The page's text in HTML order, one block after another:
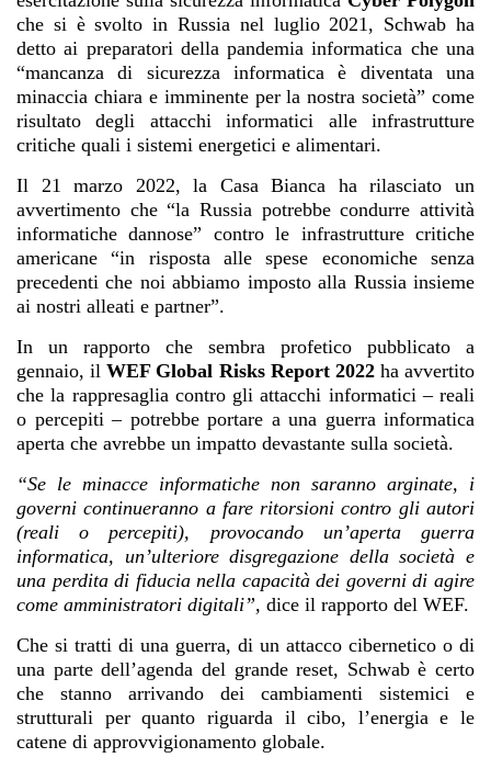
che si è svolto in Russia nel luglio 2021, Schwab ha
detto ai preparatori della pandemia informatica che una
“mancanza di sicurezza informatica è diventata una
minaccia chiara e imminente per la nostra società” come
risultato degli attacchi informatici alle infrastrutture
critiche quali i sistemi energetici e alimentari.
Il 21 marzo 2022, la Casa Bianca ha rilasciato un
avvertimento che “la Russia potrebbe condurre attività
informatiche dannose” contro le infrastrutture critiche
americane “in risposta alle spese economiche senza
precedenti che noi abbiamo imposto alla Russia insieme
ai nostri alleati e partner”.
In un rapporto che sembra profetico pubblicato a
gennaio, ilWEF Global Risks Report 2022ha avvertito
che la rappresaglia contro gli attacchi informatici – reali
o percepiti – potrebbe portare a una guerra informatica
aperta che avrebbe un impatto devastante sulla società.
“Se le minacce informatiche non saranno arginate, i
governi continueranno a fare ritorsioni contro gli autori
(reali o percepiti), provocando un’aperta guerra
informatica, un’ulteriore disgregazione della società e
una perdita di fiducia nella capacità dei governi di agire
come amministratori digitali”, dice il rapporto del WEF.
Che si tratti di una guerra, di un attacco cibernetico o di
una parte dell’agenda del grande reset, Schwab è certo
che stanno arrivando dei cambiamenti sistemici e
strutturali per quanto riguarda il cibo, l’energia e le
catene di approvvigionamento globale.